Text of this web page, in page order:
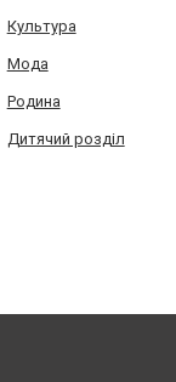
Культура
Мода
Родина
Дитячий розділ